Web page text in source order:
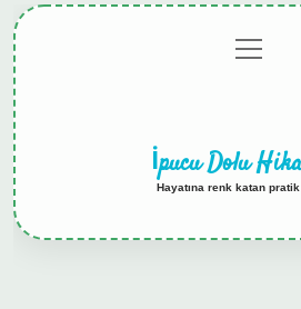
menüyü
aç
İpucu Dolu
Hayatına renk katan